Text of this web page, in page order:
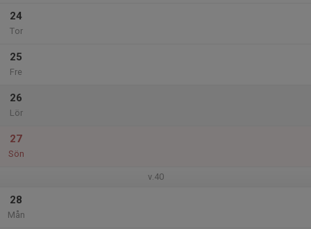
24
Tor
25
Fre
26
Lör
27
Sön
v.40
28
Mån